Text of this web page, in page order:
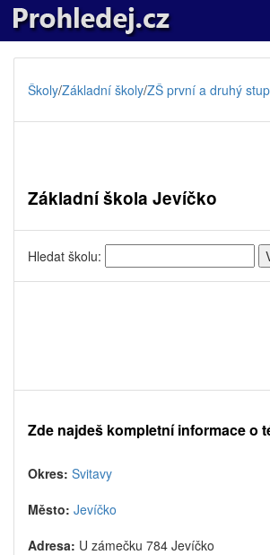
Školy/Základní školy/ZŠ první a druhý
Základní škola Jevíčko
Hledat školu:
Zde najdeš kompletní informace o
Okres: Svitavy
Město: Jevíčko
Adresa: U zámečku 784 Jevíčko